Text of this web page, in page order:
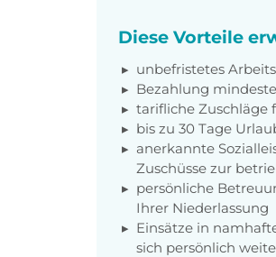
Diese Vorteile
unbefristetes
Bezahlung
tarifliche Zuschläge
bis zu 30 Tage
anerkannte
Zuschüsse zur
persönliche
Ihrer Niederlassung
Einsätze in
sich persönlich